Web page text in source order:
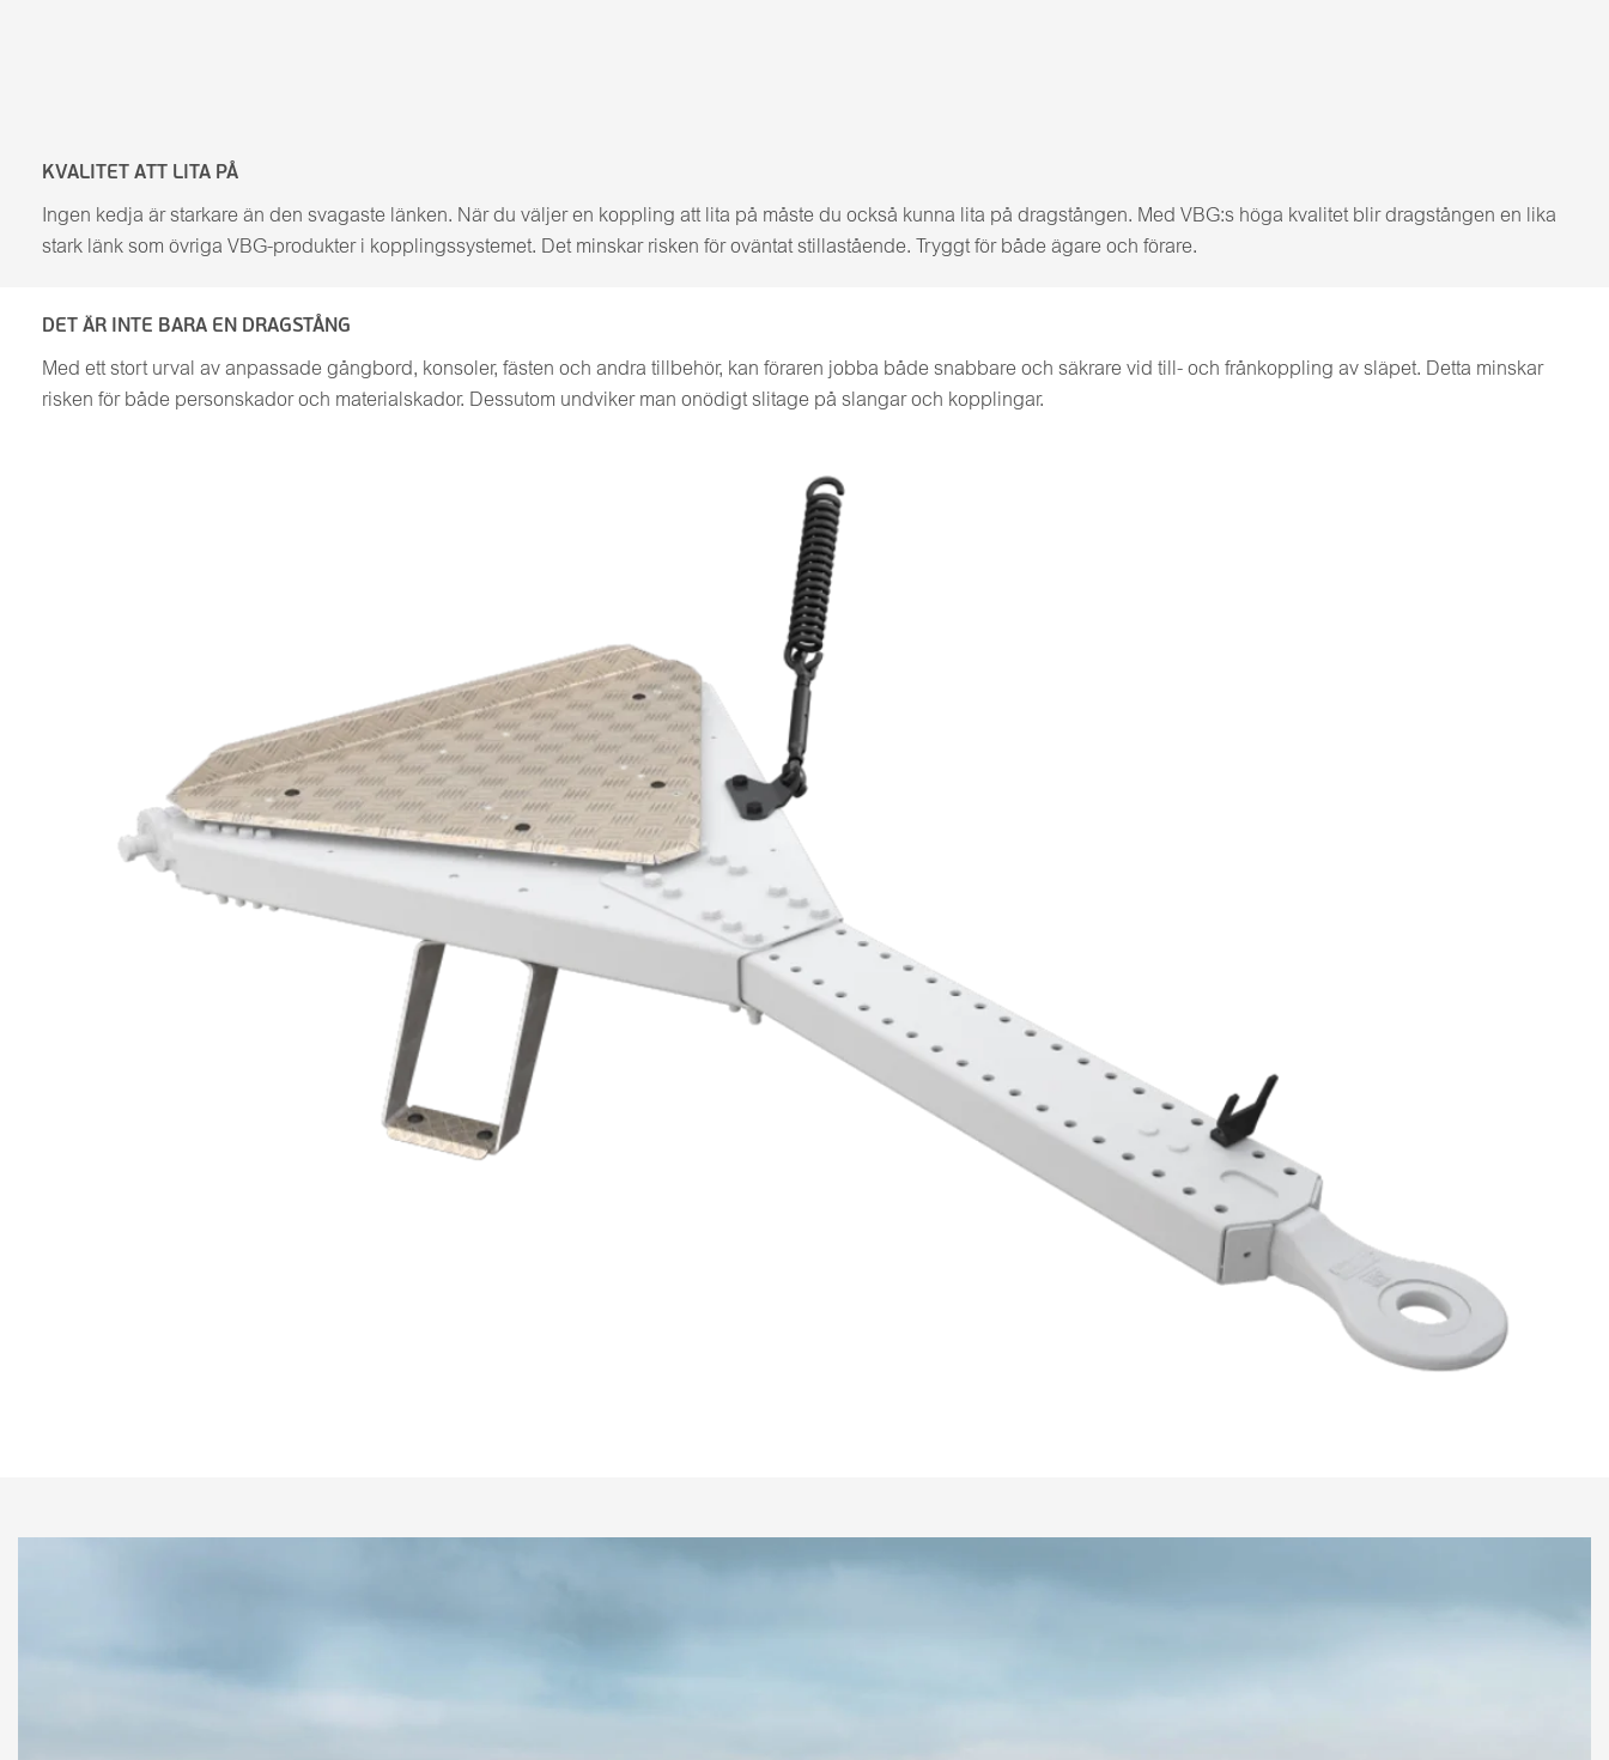
KVALITET ATT LITA PÅ
Ingen kedja är starkare än den svagaste länken. När du väljer en koppling att lita på måste du också kunna lita på dragstången. Med VBG:s höga kvalitet blir dragstången en lika
stark länk som övriga VBG-produkter i kopplingssystemet. Det minskar risken för oväntat stillastående. Tryggt för både ägare och förare.
DET ÄR INTE BARA EN DRAGSTÅNG
Med ett stort urval av anpassade gångbord, konsoler, fästen och andra tillbehör, kan föraren jobba både snabbare och säkrare vid till- och frånkoppling av släpet. Detta minskar
risken för både personskador och materialskador. Dessutom undviker man onödigt slitage på slangar och kopplingar.